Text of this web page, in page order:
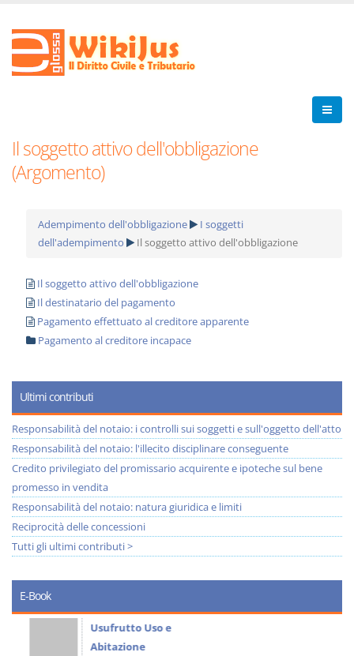
Il soggetto attivo dell'obbligazione
(Argomento)
Adempimento dell'obbligazione
I soggetti
dell'adempimento
Il soggetto attivo dell'obbligazione
Il soggetto attivo dell'obbligazione
Il destinatario del pagamento
Pagamento effettuato al creditore apparente
Pagamento al creditore incapace
Ultimi contributi
Responsabilità del notaio: i controlli sui soggetti e sull'oggetto dell'atto
Responsabilità del notaio: l'illecito disciplinare conseguente
Credito privilegiato del promissario acquirente e ipoteche sul bene
promesso in vendita
Responsabilità del notaio: natura giuridica e limiti
Reciprocità delle concessioni
Tutti gli ultimi contributi >
E-Book
Usufrutto Uso e
Abitazione